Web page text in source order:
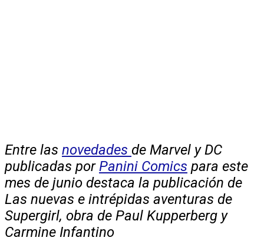
Entre las novedades de Marvel y DC
publicadas porPanini Comics para este
mes de junio destaca la publicación de
Las nuevas e intrépidas aventuras de
Supergirl, obra de Paul Kupperberg y
Carmine Infantino